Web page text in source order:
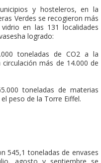
y hosteleros, en la
Verdes se recogieron más
en las 131 localidades
logrado:
toneladas de CO2 a la
más de 14.000 de
toneladas de materias
peso de la Torre Eiffel.
545,1 toneladas de envases